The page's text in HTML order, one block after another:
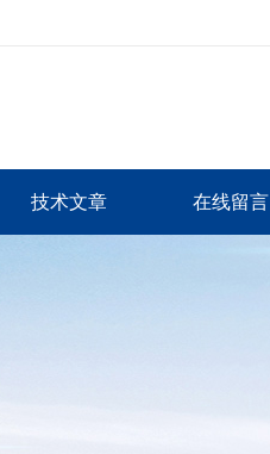
技术文章 在线留言